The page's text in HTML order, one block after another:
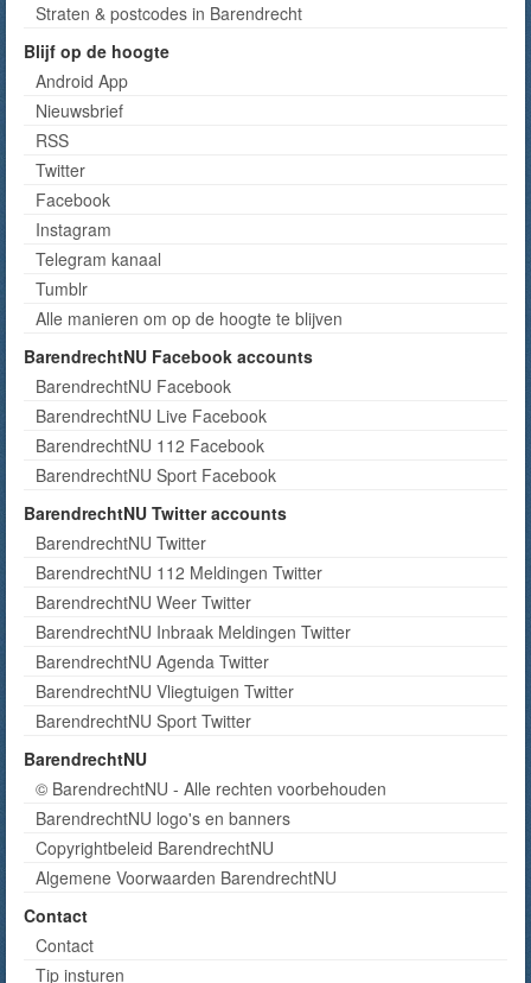
Straten & postcodes in Barendrecht
Blijf op de hoogte
Android App
Nieuwsbrief
RSS
Twitter
Facebook
Instagram
Telegram kanaal
Tumblr
Alle manieren om op de hoogte te blijven
BarendrechtNU Facebook accounts
BarendrechtNU Facebook
BarendrechtNU Live Facebook
BarendrechtNU 112 Facebook
BarendrechtNU Sport Facebook
BarendrechtNU Twitter accounts
BarendrechtNU Twitter
BarendrechtNU 112 Meldingen Twitter
BarendrechtNU Weer Twitter
BarendrechtNU Inbraak Meldingen Twitter
BarendrechtNU Agenda Twitter
BarendrechtNU Vliegtuigen Twitter
BarendrechtNU Sport Twitter
BarendrechtNU
© BarendrechtNU - Alle rechten voorbehouden
BarendrechtNU logo's en banners
Copyrightbeleid BarendrechtNU
Algemene Voorwaarden BarendrechtNU
Contact
Contact
Tip insturen